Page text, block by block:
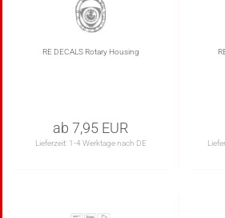
RE DECALS Rotary Housing
ab 7,95 EUR
Lieferzeit: 1-4 Werktage nach DE